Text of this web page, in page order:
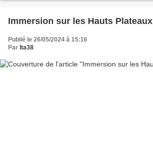
Immersion sur les Hauts Plateaux
Publié le 26/05/2024 à 15:16
Par lta38